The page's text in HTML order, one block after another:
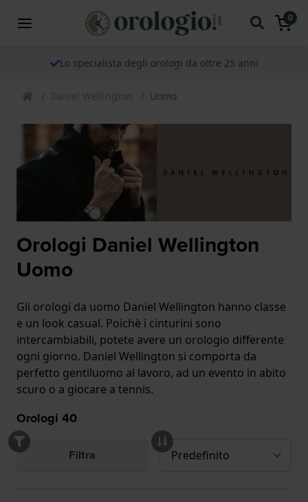
0
Lo specialista degli orologi da oltre 25 anni
Daniel Wellington Uomo
Orologi Daniel Wellington
Uomo
Gli orologi da uomo Daniel Wellington hanno classe
e un look casual. Poichè i cinturini sono
intercambiabili, potete avere un orologio differente
ogni giorno. Daniel Wellington si comporta da
perfetto gentiluomo al lavoro, ad un evento in abito
scuro o a giocare a tennis.
Orologi 40
Filtra